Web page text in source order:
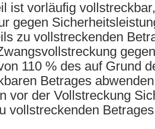
ist vorläufig
gegen
zu vollstreckenden
110 % des auf Grund
Betrages
vor der Vollstreckung
vollstreckenden